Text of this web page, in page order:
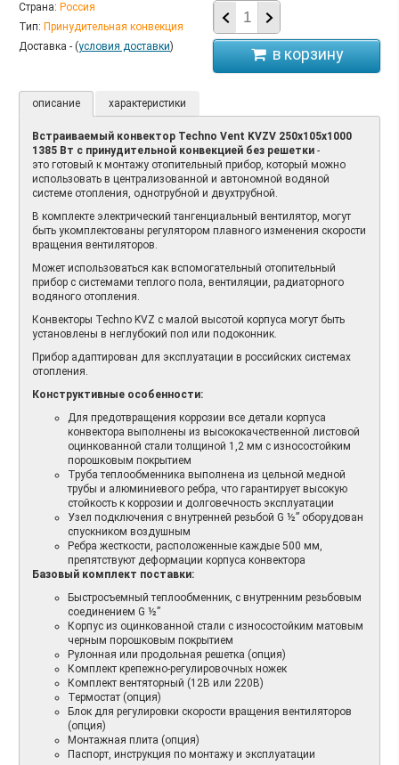
Страна: Россия
Тип: Принудительная конвекция
Доставка - (условия доставки)
описание характеристики
Встраиваемый конвектор Techno Vent KVZV 250х105x1000
1385 Вт с принудительной конвекцией без решетки -
это готовый к монтажу отопительный прибор, который можно
использовать в централизованной и автономной водяной
системе отопления, однотрубной и двухтрубной.
В комплекте электрический тангенциальный вентилятор, могут
быть укомплектованы регулятором плавного изменения скорости
вращения вентиляторов.
Может использоваться как вспомогательный отопительный
прибор с системами теплого пола, вентиляции, радиаторного
водяного отопления.
Конвекторы Techno KVZ с малой высотой корпуса могут быть
установлены в неглубокий пол или подоконник.
Прибор адаптирован для эксплуатации в российских системах
отопления.
Конструктивные особенности:
Для предотвращения коррозии все детали корпуса
конвектора выполнены из высококачественной листовой
оцинкованной стали толщиной 1,2 мм с износостойким
порошковым покрытием
Труба теплообменника выполнена из цельной медной
трубы и алюминиевого ребра, что гарантирует высокую
стойкость к коррозии и долговечность эксплуатации
Узел подключения с внутренней резьбой G ½” оборудован
спускником воздушным
Ребра жесткости, расположенные каждые 500 мм,
препятствуют деформации корпуса конвектора
Базовый комплект поставки:
Быстросъемный теплообменник, с внутренним резьбовым
соединением G ½”
Корпус из оцинкованной стали с износостойким матовым
черным порошковым покрытием
Рулонная или продольная решетка (опция)
Комплект крепежно-регулировочных ножек
Комплект вентяторный (12В или 220В)
Термостат (опция)
Блок для регулировки скорости вращения вентиляторов
(опция)
Монтажная плита (опция)
Паспорт, инструкция по монтажу и эксплуатации